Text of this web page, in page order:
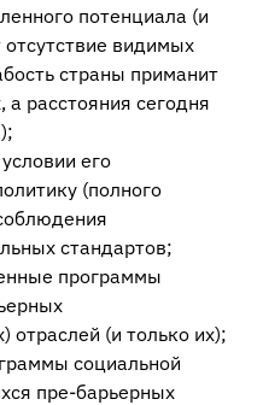
потенциала (и
отсутствие видимых
страны приманит
расстояния сегодня
его
(полного
стандартов;
программы
отраслей (и только их);
социальной
пре-барьерных